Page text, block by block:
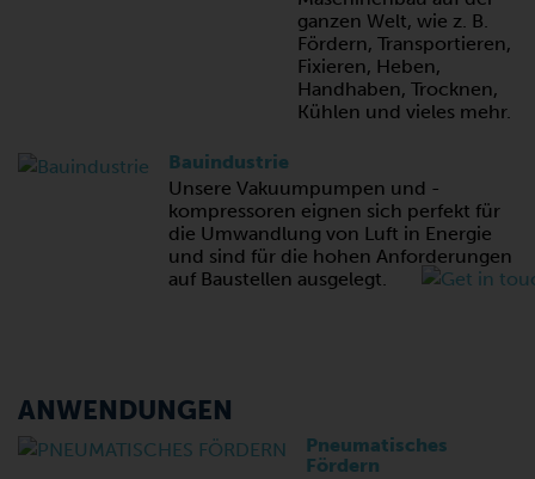
ganzen Welt, wie z. B.
Fördern, Transportieren,
Fixieren, Heben,
Handhaben, Trocknen,
Kühlen und vieles mehr.
Bauindustrie
Unsere Vakuumpumpen und -
kompressoren eignen sich perfekt für
die Umwandlung von Luft in Energie
und sind für die hohen Anforderungen
auf Baustellen ausgelegt.
ANWENDUNGEN
Pneumatisches
Fördern